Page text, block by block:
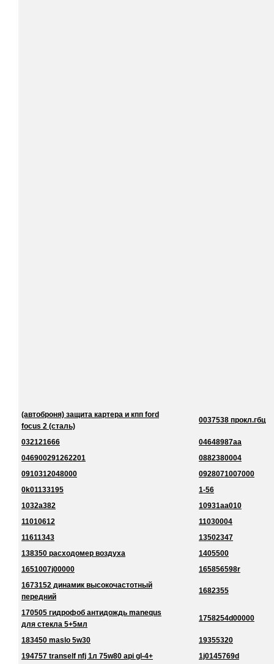
(автоброня) защита картера и кпп ford
focus 2 (сталь)
0037538 прокл.гбц
032121666
04648987aa
046900291262201
0882380004
0910312048000
0928071007000
0k01133195
1-56
1032a382
10931aa010
11010612
11030004
11611343
13502347
138350 расходомер воздуха
1405500
1651007j00000
165856598r
1673152 динамик высокочастотный
передний
1682355
170505 гидрофоб антидождь manequs
для стекла 5+5мл
1758254d00000
183450 maslo 5w30
19355320
194757 tranself nfj 1л 75w80 api gl-4+
1j0145769d